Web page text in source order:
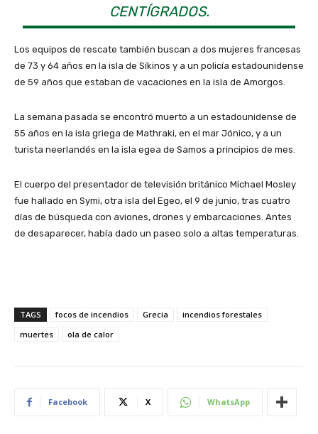
CENTÍGRADOS.
Los equipos de rescate también buscan a dos mujeres francesas
de 73 y 64 años en la isla de Síkinos y a un policía estadounidense
de 59 años que estaban de vacaciones en la isla de Amorgos.
La semana pasada se encontró muerto a un estadounidense de
55 años en la isla griega de Mathraki, en el mar Jónico, y a un
turista neerlandés en la isla egea de Samos a principios de mes.
El cuerpo del presentador de televisión británico Michael Mosley
fue hallado en Symi, otra isla del Egeo, el 9 de junio, tras cuatro
días de búsqueda con aviones, drones y embarcaciones. Antes
de desaparecer, había dado un paseo solo a altas temperaturas.
TAGS focos de incendios Grecia
incendios forestales
muertes
ola de calor
Facebook X WhatsApp